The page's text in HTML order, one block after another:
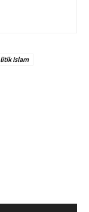
Islam